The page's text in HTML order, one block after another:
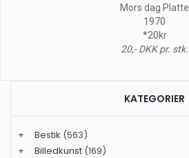
Mors dag Platte
1970
*20kr
20,- DKK pr. stk.
KATEGORIER
+ Bestik (563)
+
Billedkunst (169)